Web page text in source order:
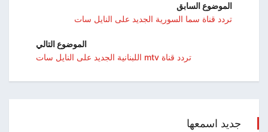
الموضوع السابق
تردد قناة سما السورية الجديد على النايل سات
الموضوع التالي
تردد قناة mtv اللبنانية الجديد على النايل سات
جديد اسمعها